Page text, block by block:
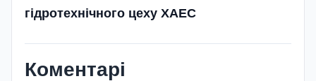
гідротехнічного цеху ХАЕС
Коментарі